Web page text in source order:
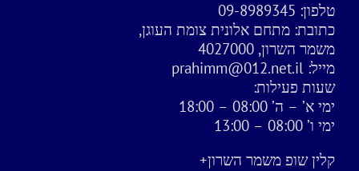
טלפון: 09-8989345
כתובת: מתחם אלונית צומת העוגן,
משמר השרון, 4027000
מייל: prahimm@012.net.il
שעות פעילות:
ימי א’ – ה’ 08:00 – 18:00
ימי ו’ 08:00 – 13:00
קלין שופ משמר השרון+